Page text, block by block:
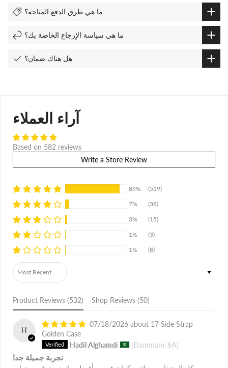
ما هي طرق الدفع المتاحة؟
ما هي سياسة الإرجاع الخاصة بك؟
هل هناك ضمان؟
آراء العملاء
Based on 582 reviews
Write a Store Review
89%
(519)
7%
(38)
3%
(15)
1%
(3)
1%
(8)
Sort by
Product Reviews (532) Shop Reviews (50)
H
07/18/2026
17 Side Strap
Golden Case
Hadil Alghamdi
(Dammam, SA)
تجربة جميلة جدا